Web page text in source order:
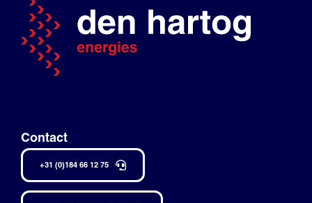
Contact
+31 (0)184 66 12 75